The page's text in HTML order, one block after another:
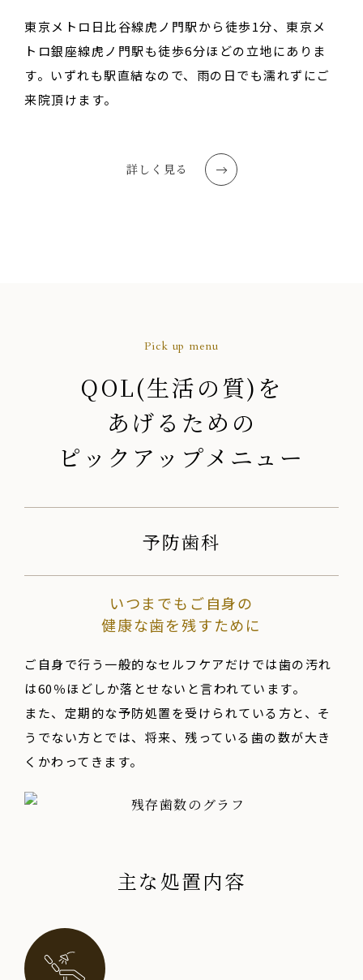
東京メトロ日比谷線虎ノ門駅から徒歩1分、東京メ
トロ銀座線虎ノ門駅も徒歩6分ほどの立地にありま
す。いずれも駅直結なので、雨の日でも濡れずにご
来院頂けます。
詳しく見る
Pick up menu
QOL(生活の質)を
あげるための
ピックアップメニュー
予防歯科
いつまでもご自身の
健康な歯を残すために
ご自身で行う一般的なセルフケアだけでは歯の汚れ
は60％ほどしか落とせないと言われています。
また、定期的な予防処置を受けられている方と、そ
うでない方とでは、将来、残っている歯の数が大き
くかわってきます。
主な処置内容